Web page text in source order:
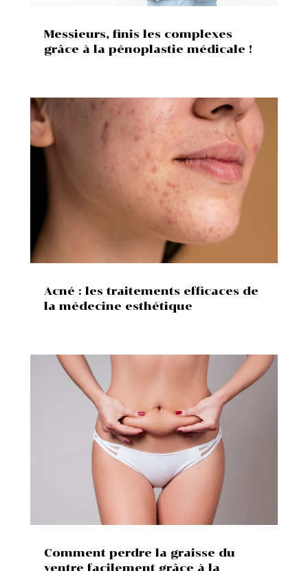
Messieurs, finis les complexes
grâce à la pénoplastie médicale !
Acné : les traitements efficaces de
la médecine esthétique
Comment perdre la graisse du
ventre facilement grâce à la